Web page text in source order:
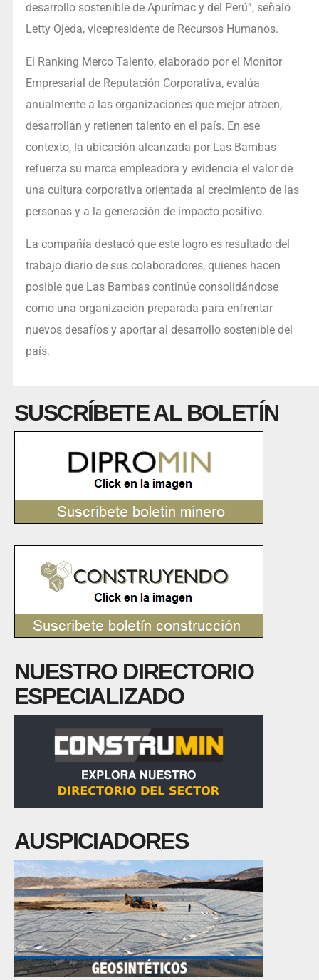
desarrollo sostenible de Apurímac y del Perú”, señaló
Letty Ojeda, vicepresidente de Recursos Humanos.
El Ranking Merco Talento, elaborado por el Monitor
Empresarial de Reputación Corporativa, evalúa
anualmente a las organizaciones que mejor atraen,
desarrollan y retienen talento en el país. En ese
contexto, la ubicación alcanzada por Las Bambas
refuerza su marca empleadora y evidencia el valor de
una cultura corporativa orientada al crecimiento de las
personas y a la generación de impacto positivo.
La compañía destacó que este logro es resultado del
trabajo diario de sus colaboradores, quienes hacen
posible que Las Bambas continúe consolidándose
como una organización preparada para enfrentar
nuevos desafíos y aportar al desarrollo sostenible del
país.
SUSCRÍBETE AL BOLETÍN
NUESTRO DIRECTORIO
ESPECIALIZADO
AUSPICIADORES